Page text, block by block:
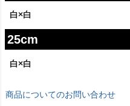
白×白
25cm
白×白
商品についてのお問い合わせ